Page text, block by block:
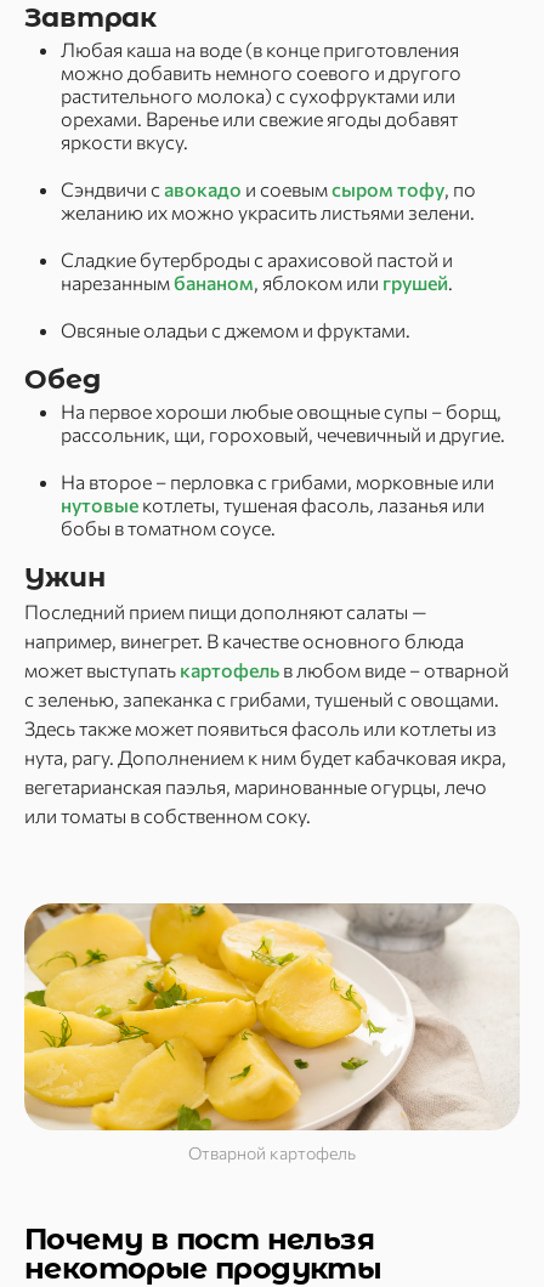
Завтрак
Любая каша на воде (в конце приготовления
можно добавить немного соевого и другого
растительного молока) с сухофруктами или
орехами. Варенье или свежие ягоды добавят
яркости вкусу.
Сэндвичи с авокадо и соевымсыром тофу, по
желанию их можно украсить листьями зелени.
Сладкие бутерброды с арахисовой пастой и
нарезаннымбананом, яблоком или грушей.
Овсяные оладьи с джемом и фруктами.
Обед
На первое хороши любые овощные супы – борщ,
рассольник, щи, гороховый, чечевичный и другие.
На второе – перловка с грибами, морковные или
нутовые котлеты, тушеная фасоль, лазанья или
бобы в томатном соусе.
Ужин
Последний прием пищи дополняют салаты —
например, винегрет. В качестве основного блюда
может выступать картофель в любом виде – отварной
с зеленью, запеканка с грибами, тушеный с овощами.
Здесь также может появиться фасоль или котлеты из
нута, рагу. Дополнением к ним будет кабачковая икра,
вегетарианская паэлья, маринованные огурцы, лечо
или томаты в собственном соку.
Отварной картофель
Почему в пост нельзя
некоторые продукты